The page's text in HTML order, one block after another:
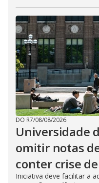
DO R7/08/08/2026
Universidade
omitir notas
conter crise
Iniciativa deve facilitar a